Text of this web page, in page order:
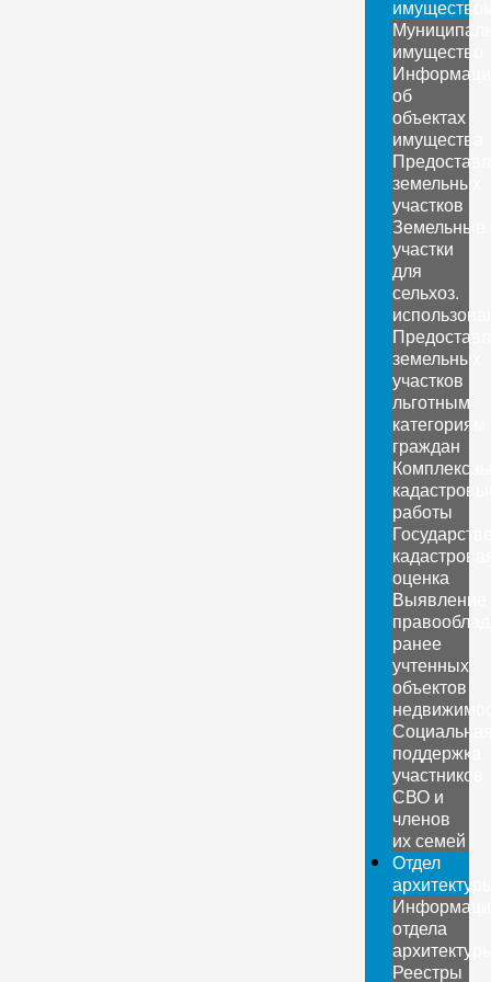
имущество
об
объектах
имущества
земельных
участков
Земельные
участки
для
сельхоз.
земельных
участков
льготным
категориям
граждан
работы
оценка
Выявление
ранее
учтенных
объектов
поддержка
участников
СВО и
членов
их семей
Отдел
отдела
Реестры